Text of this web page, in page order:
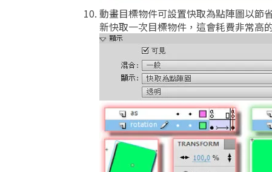
動畫目標物件可設置快取為點陣圖以節
新快取一次目標物件，這會耗費非常高